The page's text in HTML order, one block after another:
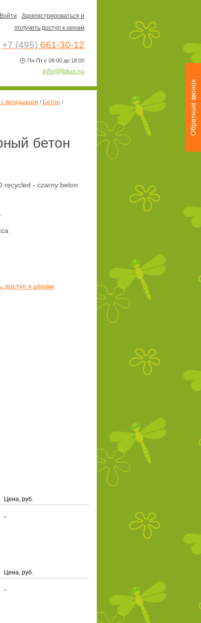
вкладышем/ Бетон /
бетон
recycled - czarny beton
доступ к ценам
Цена, руб.
-
Цена, руб.
-
Войти
Зарегистрироваться и
получить доступ к ценам
+7 (495) 661-30-12
Пн-Пт с 09:00 до 18:00
info@fplux.ru